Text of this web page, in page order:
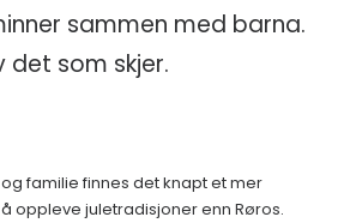
sammen med barna.
det som skjer.
familie finnes det knapt et mer
oppleve juletradisjoner enn Røros.